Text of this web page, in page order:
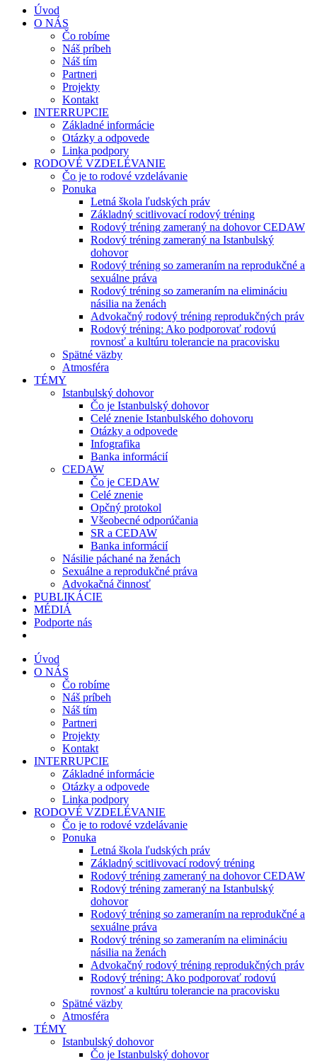
Úvod
O NÁS
Čo robíme
Náš príbeh
Náš tím
Partneri
Projekty
Kontakt
INTERRUPCIE
Základné informácie
Otázky a odpovede
Linka podpory
RODOVÉ VZDELÉVANIE
Čo je to rodové vzdelávanie
Ponuka
Letná škola ľudských práv
Základný scitlivovací rodový tréning
Rodový tréning zameraný na dohovor CEDAW
Rodový tréning zameraný na Istanbulský
dohovor
Rodový tréning so zameraním na reprodukčné a
sexuálne práva
Rodový tréning so zameraním na elimináciu
násilia na ženách
Advokačný rodový tréning reprodukčných práv
Rodový tréning: Ako podporovať rodovú
rovnosť a kultúru tolerancie na pracovisku
Spätné väzby
Atmosféra
TÉMY
Istanbulský dohovor
Čo je Istanbulský dohovor
Celé znenie Istanbulského dohovoru
Otázky a odpovede
Infografika
Banka informácií
CEDAW
Čo je CEDAW
Celé znenie
Opčný protokol
Všeobecné odporúčania
SR a CEDAW
Banka informácií
Násilie páchané na ženách
Sexuálne a reprodukčné práva
Advokačná činnosť
PUBLIKÁCIE
MÉDIÁ
Podporte nás
Úvod
O NÁS
Čo robíme
Náš príbeh
Náš tím
Partneri
Projekty
Kontakt
INTERRUPCIE
Základné informácie
Otázky a odpovede
Linka podpory
RODOVÉ VZDELÉVANIE
Čo je to rodové vzdelávanie
Ponuka
Letná škola ľudských práv
Základný scitlivovací rodový tréning
Rodový tréning zameraný na dohovor CEDAW
Rodový tréning zameraný na Istanbulský
dohovor
Rodový tréning so zameraním na reprodukčné a
sexuálne práva
Rodový tréning so zameraním na elimináciu
násilia na ženách
Advokačný rodový tréning reprodukčných práv
Rodový tréning: Ako podporovať rodovú
rovnosť a kultúru tolerancie na pracovisku
Spätné väzby
Atmosféra
TÉMY
Istanbulský dohovor
Čo je Istanbulský dohovor